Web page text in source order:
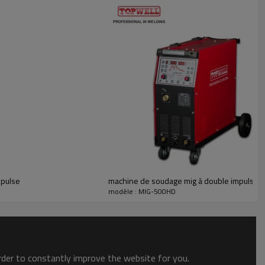
machine de soudage mig à double
modèle : MIG-500HD
to constantly improve the website for you.